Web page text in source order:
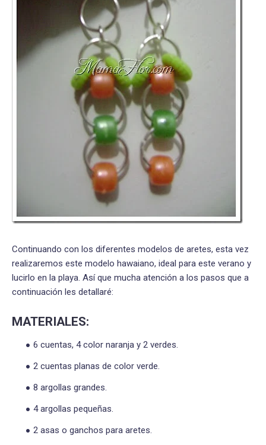
Continuando con los diferentes modelos de aretes, esta vez
realizaremos este modelo hawaiano, ideal para este verano y
lucirlo en la playa. Así que mucha atención a los pasos que a
continuación les detallaré:
MATERIALES:
6 cuentas, 4 color naranja y 2 verdes.
2 cuentas planas de color verde.
8 argollas grandes.
4 argollas pequeñas.
2 asas o ganchos para aretes.